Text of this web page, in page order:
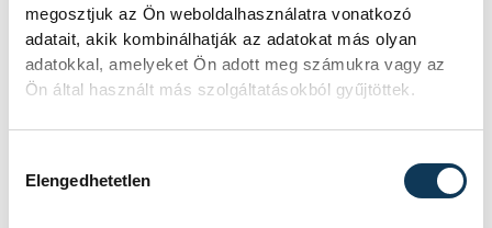
megosztjuk az Ön weboldalhasználatra vonatkozó
adatait, akik kombinálhatják az adatokat más olyan
adatokkal, amelyeket Ön adott meg számukra vagy az
Ön által használt más szolgáltatásokból gyűjtöttek.
Elengedhetetlen
Hangsúlyozták, hogy a kormány
adópolitikájának középpontjában az
és a gazdaságfehérítés áll. Ennek
eredményeként az elmúlt évtizedben a